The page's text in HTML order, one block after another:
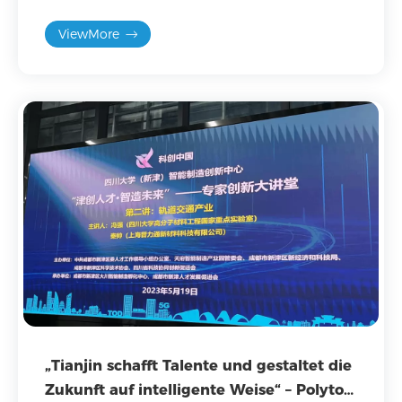
Fachwissen angeht und so ein stabiles Wachstum
ViewMore
„Tianjin schafft Talente und gestaltet die
Zukunft auf intelligente Weise“ – Polyton